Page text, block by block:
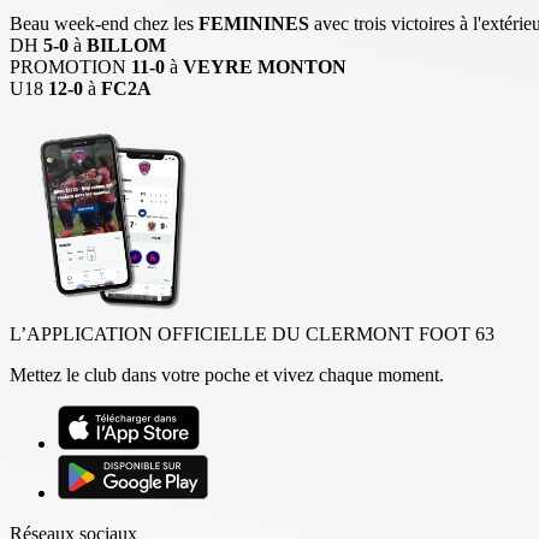
Beau week-end chez les FEMININES avec trois victoires à
DH 5-0 à BILLOM
PROMOTION 11-0 à VEYRE MONTON
U18 12-0 à FC2A
L’APPLICATION OFFICIELLE DU CLERMONT FOOT 63
Mettez le club dans votre poche et vivez chaque moment.
Réseaux sociaux